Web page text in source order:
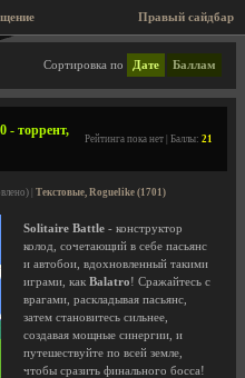
Правый сайдбар
Сортировка по Дате Баллам
- торрент,
Рейтинга пока нет | Баллы: 21
| Текстовые, Roguelike (1701)
Solitaire Battle - конструктор
колод, сочетающий в себе пасьянс
и автобои, вдохновленный такими
играми, как Balatro! Сражайтесь с
врагами, раскладывая пасьянс,
затем становитесь сильнее,
создавая мощные синергии, и
путешествуйте по всей земле,
чтобы сразить финального босса!